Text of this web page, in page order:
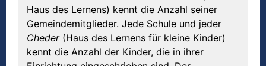
Haus des Lernens) kennt die Anzahl seiner
Gemeindemitglieder. Jede Schule und jeder
Cheder(Haus des Lernens für kleine Kinder)
kennt die Anzahl der Kinder, die in ihrer